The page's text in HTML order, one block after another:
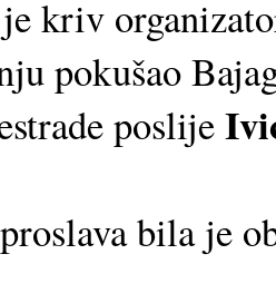
kriv
pokušao
poslije
bila je